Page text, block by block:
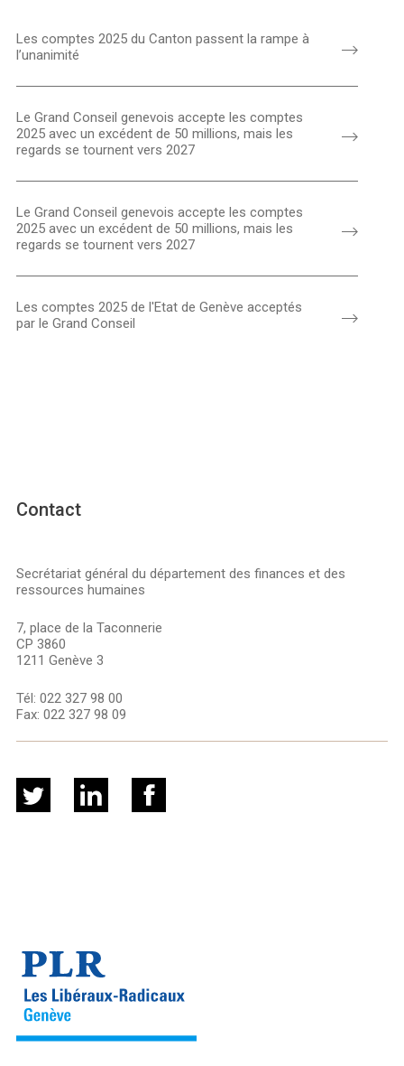
Les comptes 2025 du Canton passent la rampe à
l’unanimité
Le Grand Conseil genevois accepte les comptes
2025 avec un excédent de 50 millions, mais les
regards se tournent vers 2027
Le Grand Conseil genevois accepte les comptes
2025 avec un excédent de 50 millions, mais les
regards se tournent vers 2027
Les comptes 2025 de l'Etat de Genève acceptés
par le Grand Conseil
Contact
Secrétariat général du département des finances et des
ressources humaines
7, place de la Taconnerie
CP 3860
1211 Genève 3
Tél: 022 327 98 00
Fax: 022 327 98 09